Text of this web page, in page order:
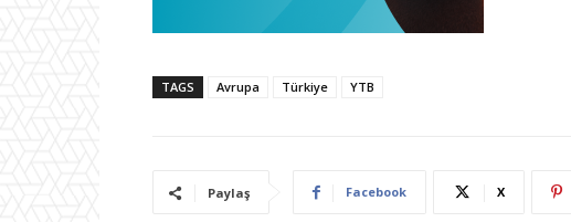
TAGS Avrupa Türkiye YTB
Paylaş Facebook X